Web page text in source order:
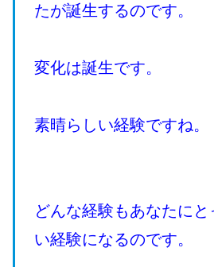
たが誕生するのです。
変化は誕生です。
素晴らしい経験ですね。
どんな経験もあなたに
い経験になるのです。